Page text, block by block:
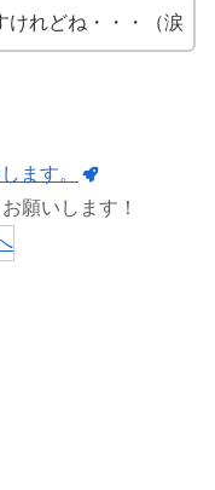
けれどね・・・（涙
ます。
願いします！